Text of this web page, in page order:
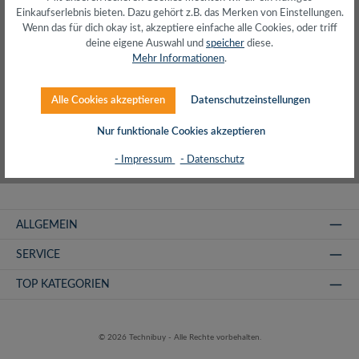
Produkte filtern
ALLGEMEIN
SERVICE
TOP KATEGORIEN
© 2026 Technibuy - Alle Rechte vorbehalten.
Einkaufserlebnis bieten. Dazu gehört z.B. das Merken von Einstellungen.
Wenn das für dich okay ist, akzeptiere einfache alle Cookies, oder triff
deine eigene Auswahl und speicher diese.
Mehr Informationen.
Alle Cookies akzeptieren Datenschutzeinstellungen
Nur funktionale Cookies akzeptieren
- Impressum - Datenschutz